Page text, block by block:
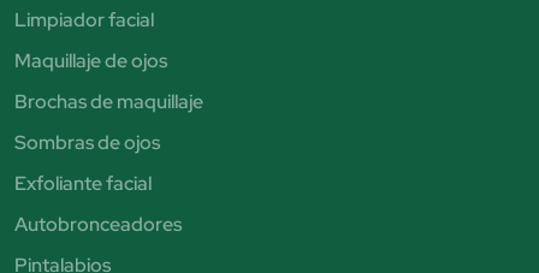
Limpiador facial
Maquillaje de ojos
Brochas de maquillaje
Sombras de ojos
Exfoliante facial
Autobronceadores
Pintalabios